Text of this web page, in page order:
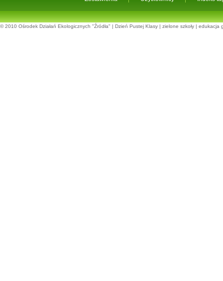
© 2010 Ośrodek Działań Ekologicznych "Źródła" | Dzień Pustej Klasy | zielone szkoły | edukacja